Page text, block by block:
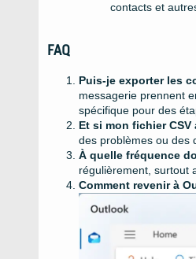
contacts et
FAQ
Puis-je exporter les
messagerie prennent
spécifique pour des
Et si mon fichier
des problèmes ou des
À quelle fréquence
régulièrement, surtout
Comment revenir à